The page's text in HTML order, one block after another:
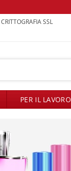
CRITTOGRAFIA SSL
PER IL LAVORO